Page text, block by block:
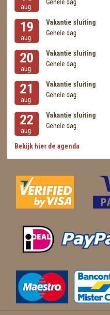
aug.
Gehele dag
19
aug.
Vakantie sluiting
Gehele dag
20
aug.
Vakantie sluiting
Gehele dag
21
aug.
Vakantie sluiting
Gehele dag
22
aug.
Vakantie sluiting
Gehele dag
Bekijk hier de agenda